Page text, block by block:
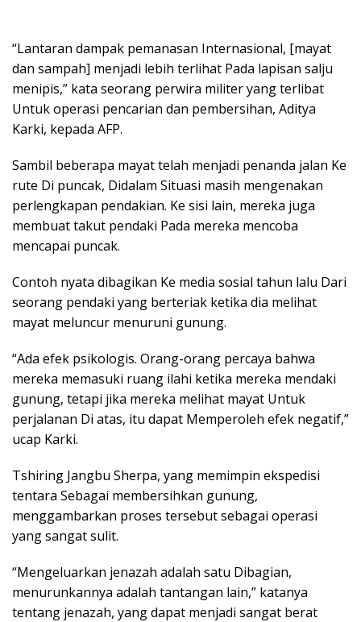
“Lantaran dampak pemanasan Internasional, [mayat
dan sampah] menjadi lebih terlihat Pada lapisan salju
menipis,” kata seorang perwira militer yang terlibat
Untuk operasi pencarian dan pembersihan, Aditya
Karki, kepada AFP.
Sambil beberapa mayat telah menjadi penanda jalan Ke
rute Di puncak, Didalam Situasi masih mengenakan
perlengkapan pendakian. Ke sisi lain, mereka juga
membuat takut pendaki Pada mereka mencoba
mencapai puncak.
Contoh nyata dibagikan Ke media sosial tahun lalu Dari
seorang pendaki yang berteriak ketika dia melihat
mayat meluncur menuruni gunung.
“Ada efek psikologis. Orang-orang percaya bahwa
mereka memasuki ruang ilahi ketika mereka mendaki
gunung, tetapi jika mereka melihat mayat Untuk
perjalanan Di atas, itu dapat Memperoleh efek negatif,”
ucap Karki.
Tshiring Jangbu Sherpa, yang memimpin ekspedisi
tentara Sebagai membersihkan gunung,
menggambarkan proses tersebut sebagai operasi
yang sangat sulit.
“Mengeluarkan jenazah adalah satu Dibagian,
menurunkannya adalah tantangan lain,” katanya
tentang jenazah, yang dapat menjadi sangat berat